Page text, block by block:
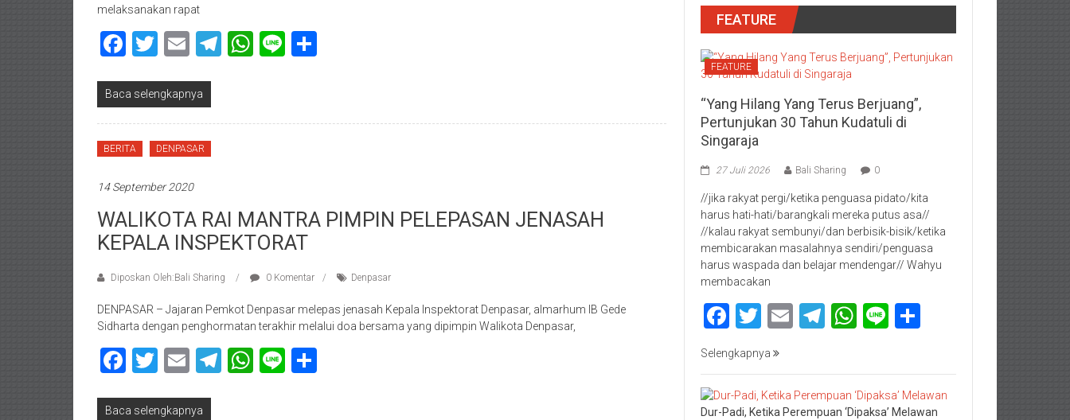
melaksanakan rapat
Facebook
Twitter
EmailTelegram
WhatsApp
Line
Baca selengkapnya
BERITA DENPASAR
14 September 2020
WALIKOTA RAI MANTRA PIMPIN PELEPASAN JENASAH
KEPALA INSPEKTORAT
Diposkan Oleh:Bali Sharing 0 Komentar Denpasar
DENPASAR – Jajaran Pemkot Denpasar melepas jenasah Kepala Inspektorat Denpasar, almarhum IB Gede
Sidharta dengan penghormatan terakhir melalui doa bersama yang dipimpin Walikota Denpasar,
Facebook
Twitter
EmailTelegram
WhatsApp
Line
Baca selengkapnya
FEATURE
FEATURE
“Yang Hilang Yang Terus Berjuang”,
Pertunjukan 30 Tahun Kudatuli di
Singaraja
27 Juli 2026 Bali Sharing 0
//jika rakyat pergi/ketika penguasa pidato/kita
harus hati-hati/barangkali mereka putus asa//
//kalau rakyat sembunyi/dan berbisik-bisik/ketika
membicarakan masalahnya sendiri/penguasa
harus waspada dan belajar mendengar// Wahyu
membacakan
Facebook
Twitter
EmailTelegram
WhatsApp
Line
Selengkapnya
Dur-Padi, Ketika Perempuan ‘Dipaksa’ Melawan